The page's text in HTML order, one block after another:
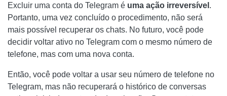
Excluir uma conta do Telegram é uma ação irreversível .
Portanto, uma vez concluído o procedimento, não será
mais possível recuperar os chats. No futuro, você pode
decidir voltar ativo no Telegram com o mesmo número de
telefone, mas com uma nova conta.
Então, você pode voltar a usar seu número de telefone no
Telegram, mas não recuperará o histórico de conversas